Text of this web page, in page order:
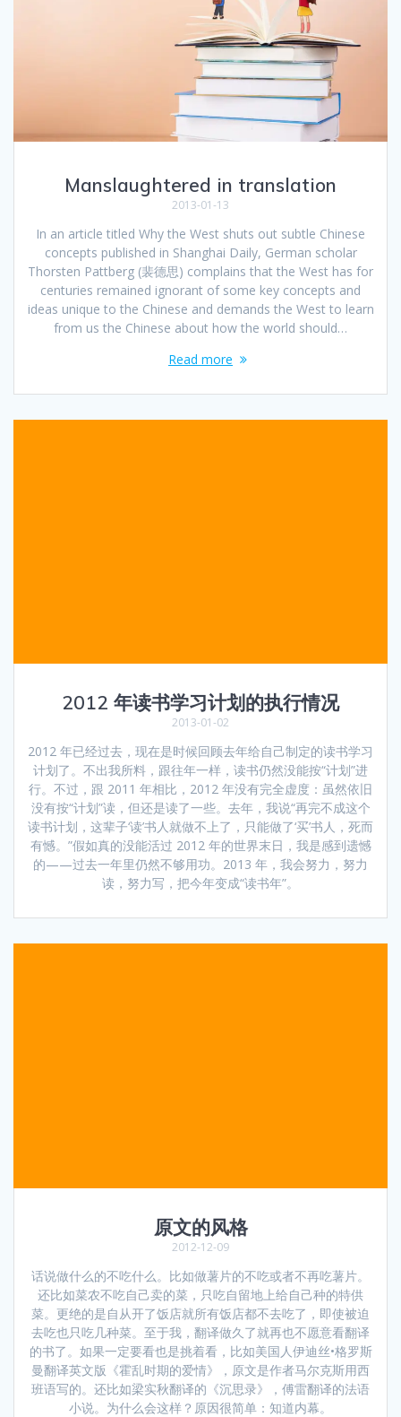
Manslaughtered in translation
2013-01-13
In an article titled Why the West shuts out subtle Chinese
concepts published in Shanghai Daily, German scholar
Thorsten Pattberg (裴德思) complains that the West has for
centuries remained ignorant of some key concepts and
ideas unique to the Chinese and demands the West to learn
from us the Chinese about how the world should…
Read more
2012 年读书学习计划的执行情况
2013-01-02
2012 年已经过去，现在是时候回顾去年给自己制定的读书学习
计划了。不出我所料，跟往年一样，读书仍然没能按“计划”进
行。不过，跟 2011 年相比，2012 年没有完全虚度：虽然依旧
没有按“计划”读，但还是读了一些。去年，我说“再完不成这个
读书计划，这辈子‘读’书人就做不上了，只能做了‘买’书人，死而
有憾。”假如真的没能活过 2012 年的世界末日，我是感到遗憾
的——过去一年里仍然不够用功。2013 年，我会努力，努力
读，努力写，把今年变成“读书年”。
原文的风格
2012-12-09
话说做什么的不吃什么。比如做薯片的不吃或者不再吃薯片。
还比如菜农不吃自己卖的菜，只吃自留地上给自己种的特供
菜。更绝的是自从开了饭店就所有饭店都不去吃了，即使被迫
去吃也只吃几种菜。至于我，翻译做久了就再也不愿意看翻译
的书了。如果一定要看也是挑着看，比如美国人伊迪丝•格罗斯
曼翻译英文版《霍乱时期的爱情》，原文是作者马尔克斯用西
班语写的。还比如梁实秋翻译的《沉思录》，傅雷翻译的法语
小说。为什么会这样？原因很简单：知道内幕。